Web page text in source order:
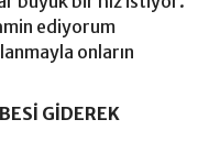
ediyorum
onların
GİDEREK